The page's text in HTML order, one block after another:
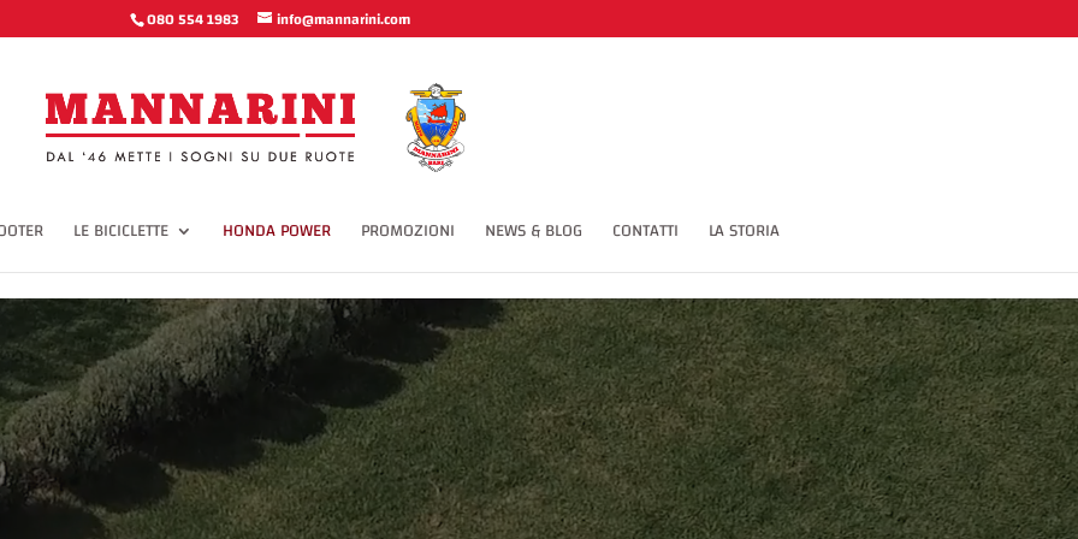
span svg(width='12px', height='10px', viewbox='0 0 12 10') polyline(points='1.5 6 4.5 9 10.5 1') span CodePenChallenge
080 554 1983 info@mannarini.com
LE BICICLETTE HONDA POWER PROMOZIONI NEWS & BLOG CONTATTI LA STORIA